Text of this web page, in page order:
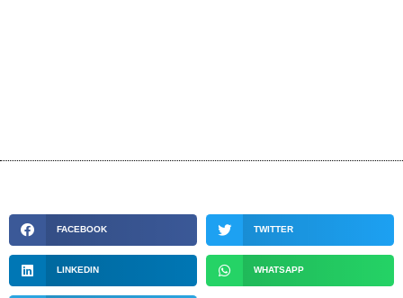
FACEBOOK TWITTER
LINKEDIN WHATSAPP